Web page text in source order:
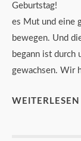
es Mut und eine
bewegen. Und
begann ist durch
gewachsen. Wir
WEITERLESEN